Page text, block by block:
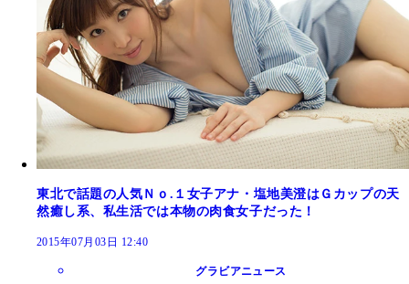
東北で話題の人気Ｎｏ.１女子アナ・塩地美澄はＧカップの天
然癒し系、私生活では本物の肉食女子だった！
2015年07月03日 12:40
グラビアニュース